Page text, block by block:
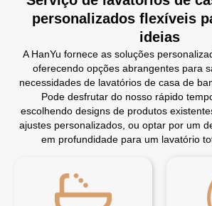
personalizados flexíveis
ideias
A HanYu fornece as soluções
oferecendo opções abrangentes para
necessidades de lavatórios de casa de
Pode desfrutar do nosso rápido
escolhendo designs de produtos
ajustes personalizados, ou optar por um
em profundidade para um lavatório